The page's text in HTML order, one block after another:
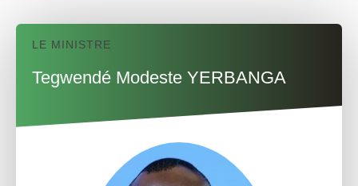
LE MINISTRE
Tegwendé Modeste YERBANGA